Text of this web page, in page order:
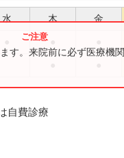
水 木 金
す。来院前に必ず医療機
自費診療